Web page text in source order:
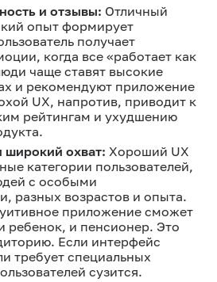
и отзывы: Отличный
опыт формирует
получает
когда все «работает как
чаще ставят высокие
и рекомендуют приложение
UX, напротив, приводит к
рейтингам и ухудшению
широкий охват: Хороший UX
категории пользователей,
с особыми
разных возрастов и опыта.
приложение сможет
ребенок, и пенсионер. Это
Если интерфейс
требует специальных
сузится.